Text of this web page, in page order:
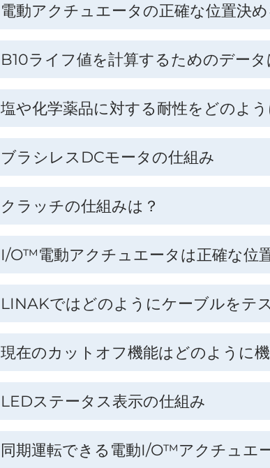
電動アクチュエータの正確な位置決
B10ライフ値を計算するためのデー
塩や化学薬品に対する耐性をどのよ
ブラシレスDCモータの仕組み
クラッチの仕組みは？
I/O™電動アクチュエータは正確な位
LINAKではどのようにケーブルをテ
現在のカットオフ機能はどのように
LEDステータス表示の仕組み
同期運転できる電動I/O™アクチュエ